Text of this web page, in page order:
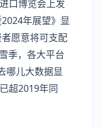
口博览会上发
年展望》显
愿意将可支配
季，各大平台
哪儿大数据显
超2019年同